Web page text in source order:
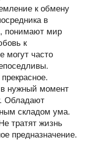
к обмену
в
понимают мир
к
могут часто
в нужный момент
Обладают
складом ума.
тратят жизнь
предназначение.